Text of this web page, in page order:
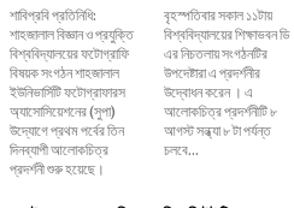
শাবিপ্রবি প্রতিনিধি:
শাহজালাল বিজ্ঞান ও প্রযুক্তি
বিশ্ববিদ্যালয়ের ফটোগ্রাফি
বিষয়ক সংগঠন শাহজালাল
ইউনিভার্সিটি ফটোগ্রাফারস
অ্যাসোসিয়েশনের (সুপা)
উদ্যোগে প্রথম পর্বের তিন
দিনব্যাপী আলোকচিত্র
প্রদর্শনী শুরু হয়েছে।
বৃহস্পতিবার সকাল ১১টায়
বিশ্ববিদ্যালয়ের শিক্ষাভবন ডি
এর নিচতলায় সংগঠনটির
উপদেষ্টারা এ প্রদর্শনীর
উদ্বোধন করেন । এ
আলোকচিত্র প্রদর্শনীটি ৮
আগস্ট সন্ধ্যা ৮ টা পর্যন্ত
চলবে...